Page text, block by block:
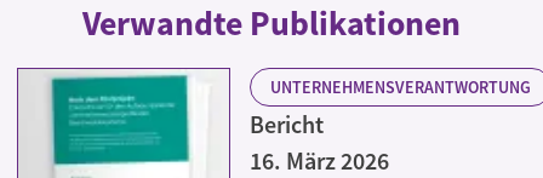
Verwandte Publikationen
UNTERNEHMENSVERANTWORTUNG
Bericht
16. März 2026